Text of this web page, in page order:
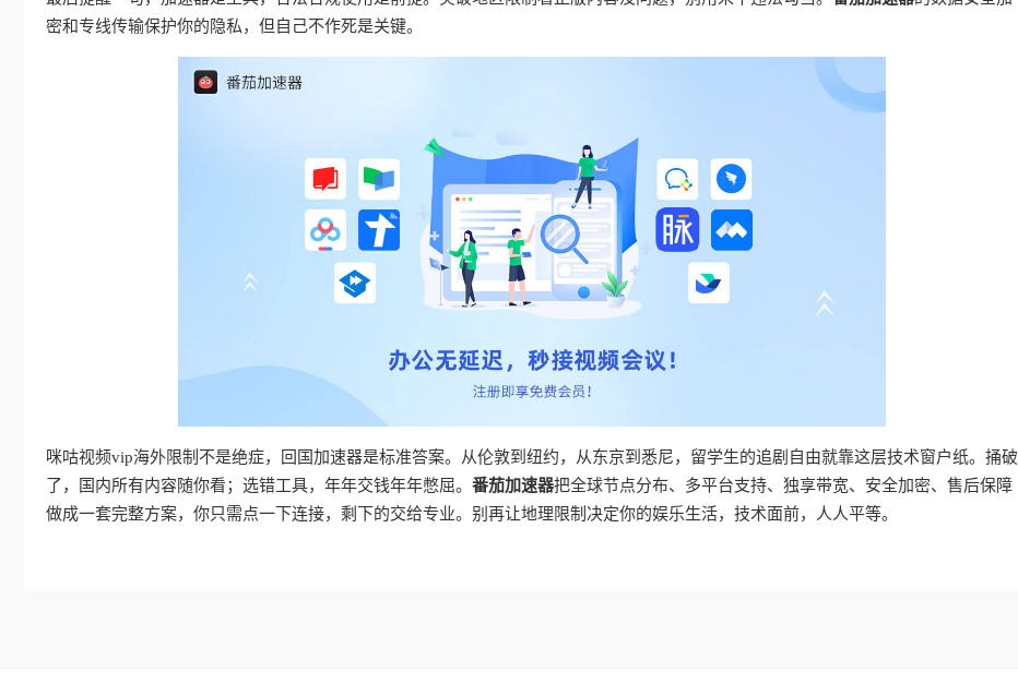
密和专线传输保护你的隐私，但自己不作死是关键。
咪咕视频vip海外限制不是绝症，回国加速器是标准答案。从伦敦到纽约，从东京到悉尼，留学生的追剧自由就靠这层技术窗户纸。捅破
了，国内所有内容随你看；选错工具，年年交钱年年憋屈。 番茄加速器把全球节点分布、多平台支持、独享带宽、安全加密、售后保障
做成一套完整方案，你只需点一下连接，剩下的交给专业。别再让地理限制决定你的娱乐生活，技术面前，人人平等。